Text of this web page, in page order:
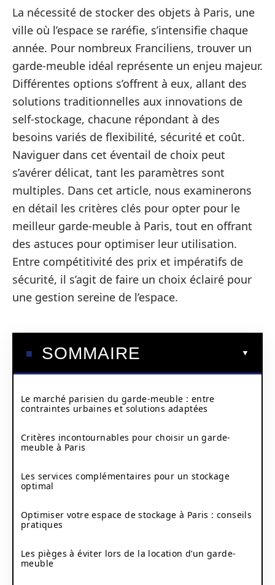
La nécessité de stocker des objets à Paris, une
ville où l’espace se raréfie, s’intensifie chaque
année. Pour nombreux Franciliens, trouver un
garde-meuble idéal représente un enjeu majeur.
Différentes options s’offrent à eux, allant des
solutions traditionnelles aux innovations de
self-stockage, chacune répondant à des
besoins variés de flexibilité, sécurité et coût.
Naviguer dans cet éventail de choix peut
s’avérer délicat, tant les paramètres sont
multiples. Dans cet article, nous examinerons
en détail les critères clés pour opter pour le
meilleur garde-meuble à Paris, tout en offrant
des astuces pour optimiser leur utilisation.
Entre compétitivité des prix et impératifs de
sécurité, il s’agit de faire un choix éclairé pour
une gestion sereine de l’espace.
SOMMAIRE
Le marché parisien du garde-meuble : entre
contraintes urbaines et solutions adaptées
Critères incontournables pour choisir un garde-
meuble à Paris
Les services complémentaires pour un stockage
optimal
Optimiser votre espace de stockage à Paris : conseils
pratiques
Les pièges à éviter lors de la location d’un garde-
meuble